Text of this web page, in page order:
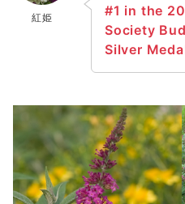
紅姫
#1 in the
Society
Silver